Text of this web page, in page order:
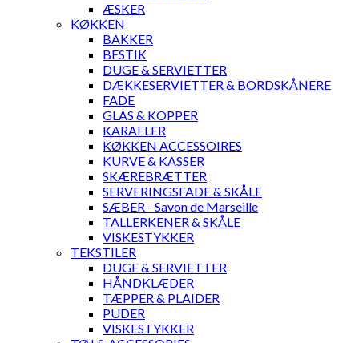
ÆSKER
KØKKEN
BAKKER
BESTIK
DUGE & SERVIETTER
DÆKKESERVIETTER & BORDSKÅNERE
FADE
GLAS & KOPPER
KARAFLER
KØKKEN ACCESSOIRES
KURVE & KASSER
SKÆREBRÆTTER
SERVERINGSFADE & SKÅLE
SÆBER - Savon de Marseille
TALLERKENER & SKÅLE
VISKESTYKKER
TEKSTILER
DUGE & SERVIETTER
HÅNDKLÆDER
TÆPPER & PLAIDER
PUDER
VISKESTYKKER